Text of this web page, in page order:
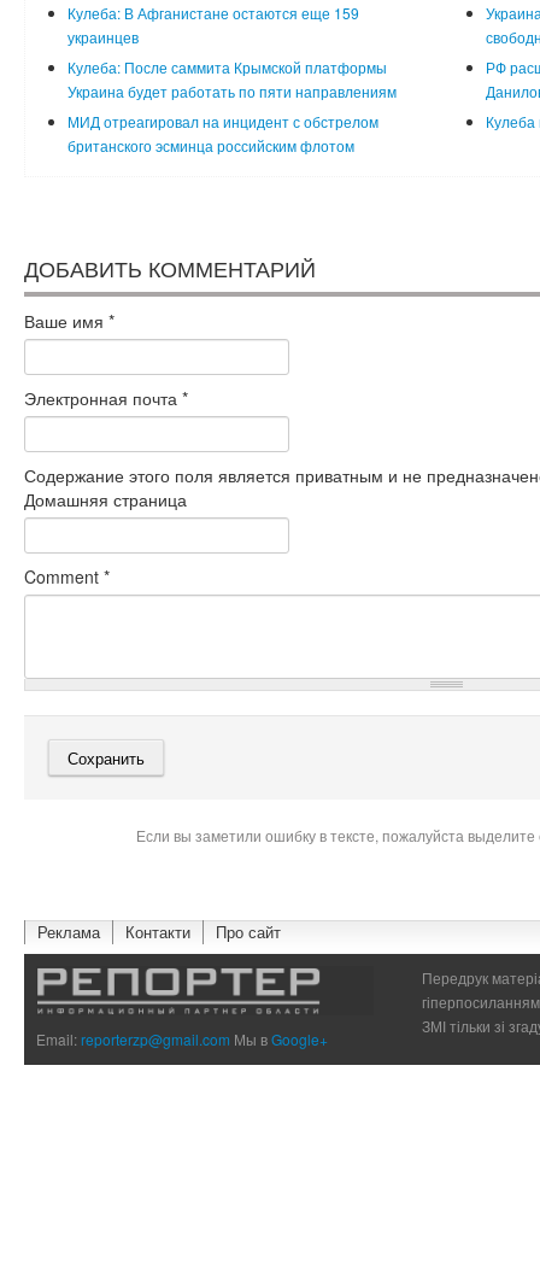
Кулеба: В Афганистане остаются еще 159
украинцев
Кулеба: После саммита Крымской платформы
Украина будет работать по пяти направлениям
РФ
МИД отреагировал на инцидент с обстрелом
британского эсминца российским флотом
Кулеба
ДОБАВИТЬ КОММЕНТАРИЙ
Ваше имя *
Электронная почта *
Содержание этого поля является приватным и не
Домашняя страница
Comment *
Если вы заметили ошибку в тексте, пожалуйста
Реклама Контакти Про сайт
Email:reporterzp@gmail.com Мы вGoogle+
Передрук
ЗМІ тільки зі